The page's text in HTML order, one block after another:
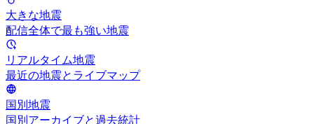
大きな地震
配信全体で最も強い地震
リアルタイム地震
最近の地震とライブマップ
国別地震
国別アーカイブと過去統計